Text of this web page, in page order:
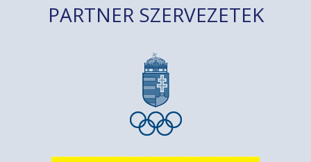
PARTNER SZERVEZETEK